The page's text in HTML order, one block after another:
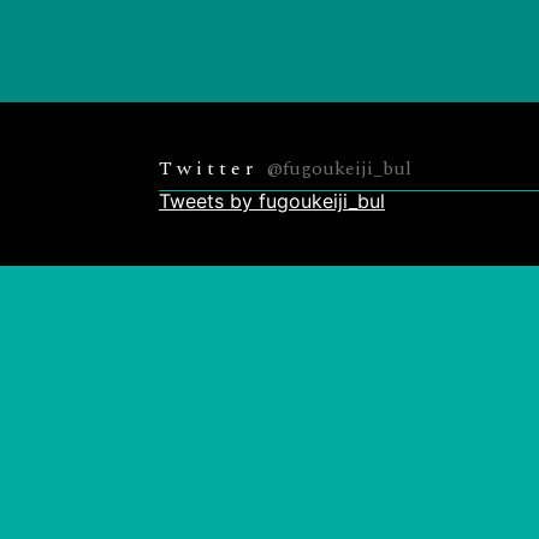
Twitter @fugoukeiji_bul
Tweets by fugoukeiji_bul